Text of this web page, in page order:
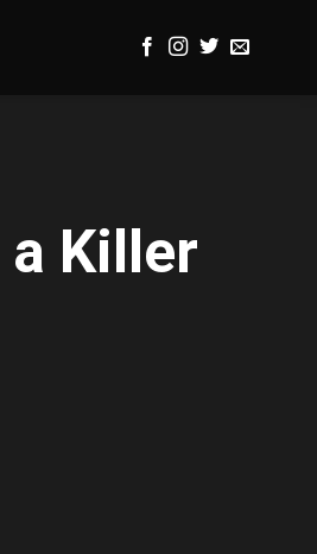
a Killer